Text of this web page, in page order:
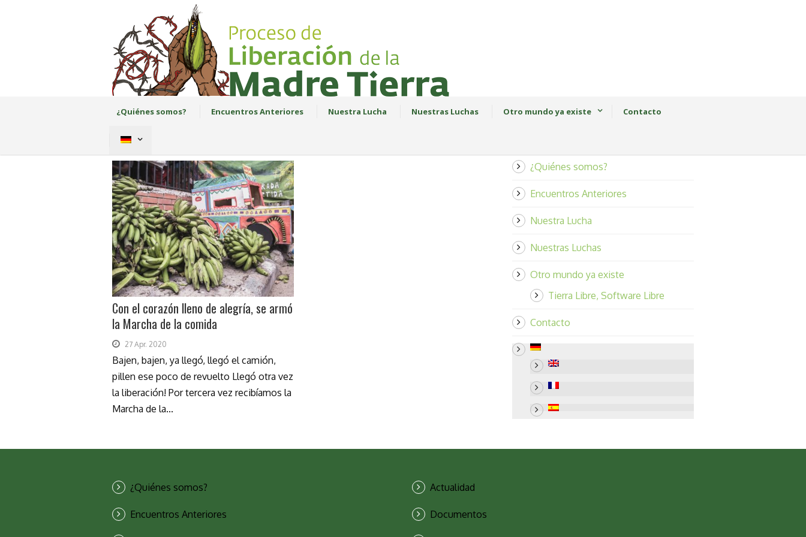
¿Quiénes somos? Encuentros Anteriores Nuestra Lucha Nuestras Luchas Otro mundo ya existe Contacto
Con el corazón lleno de alegría, se armó
la Marcha de la comida
27 Apr. 2020
Bajen, bajen, ya llegó, llegó el camión,
pillen ese poco de revuelto Llegó otra vez
la liberación! Por tercera vez recibíamos la
Marcha de la...
¿Quiénes somos?
Encuentros Anteriores
Nuestra Lucha
Nuestras Luchas
Otro mundo ya existe
Tierra Libre, Software Libre
Contacto
¿Quiénes somos?
Encuentros Anteriores
Actualidad
Documentos